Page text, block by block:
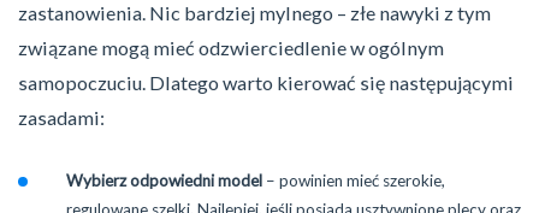
zastanowienia. Nic bardziej mylnego – złe nawyki z tym
związane mogą mieć odzwierciedlenie w ogólnym
samopoczuciu. Dlatego warto kierować się następującymi
zasadami:
Wybierz odpowiedni model – powinien mieć szerokie,